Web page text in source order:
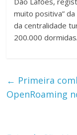
muito positiva”
da centralidade
200.000
← Primeira
OpenRoaming